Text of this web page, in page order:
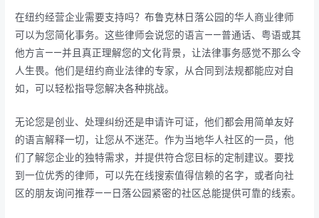
在纽约经营企业需要支持吗？布鲁克林日落公园的华人商业律师
可以为您简化事务。这些律师会说您的语言——普通话、粤语或其
他方言——并且真正理解您的文化背景，让法律事务感觉不那么令
人生畏。他们是纽约商业法律的专家，从合同到法规都能应对自
如，可以轻松指导您解决各种挑战。
无论您是创业、处理纠纷还是申请许可证，他们都会用简单友好
的语言解释一切，让您从不迷茫。作为当地华人社区的一员，他
们了解您企业的独特需求，并提供符合您目标的定制建议。要找
到一位优秀的律师，可以先在线搜索值得信赖的名字，或者向社
区的朋友询问推荐——日落公园紧密的社区总能提供可靠的线索。